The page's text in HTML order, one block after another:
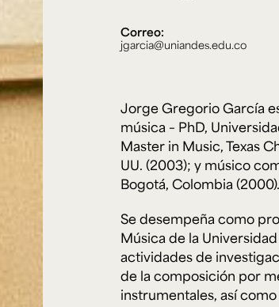
Digitales
Cultural
universidad: Decreto 1297 del 30 de mayo de 1964. Reconocimiento de
Literatura y
Narrativas Digitales
Ext. 2501
Ext.
2504
Correo:
jgarcia@uniandes.edu.co
Jorge Gregorio García
música – PhD,
Master in Music, Texas
UU. (2003); y músico
Bogotá, Colombia (2000).
Se desempeña como
Música de la
actividades de
de la composición por
instrumentales, así